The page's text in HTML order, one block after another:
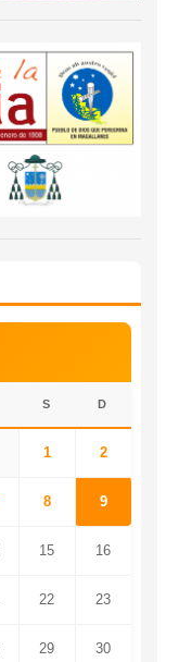
S D
1 2
8 9
15 16
22 23
29 30